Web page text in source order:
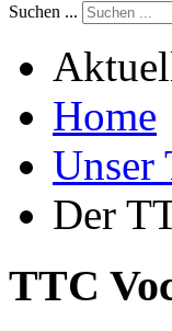
Suchen ...
Home
Unser
Der
TTC